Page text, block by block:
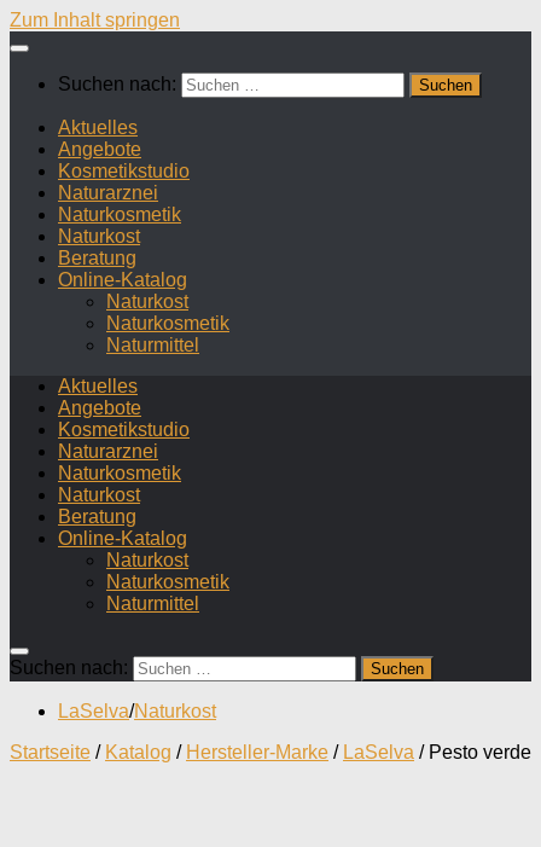
Zum Inhalt springen
Suchen nach:
Aktuelles
Angebote
Kosmetikstudio
Naturarznei
Naturkosmetik
Naturkost
Beratung
Online-Katalog
Naturkost
Naturkosmetik
Naturmittel
Aktuelles
Angebote
Kosmetikstudio
Naturarznei
Naturkosmetik
Naturkost
Beratung
Online-Katalog
Naturkost
Naturkosmetik
Naturmittel
Suchen nach:
LaSelva/Naturkost
Startseite / Katalog / Hersteller-Marke / LaSelva / Pesto verde